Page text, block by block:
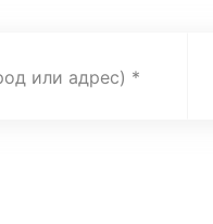
или адрес)